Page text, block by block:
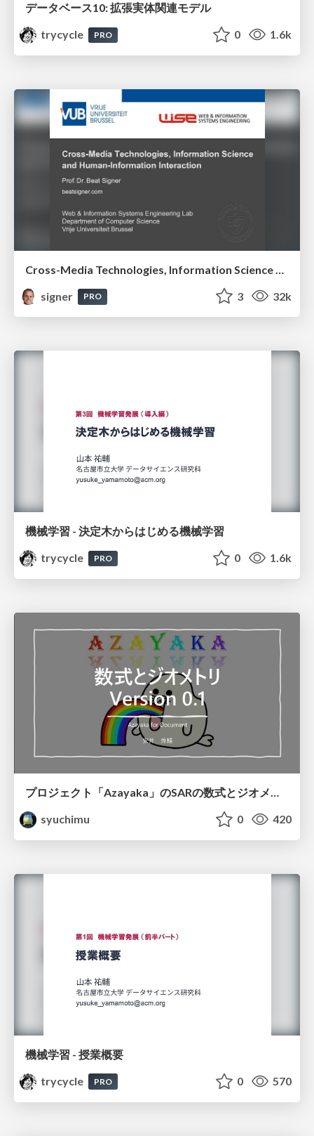
データベース10: 拡張実体関連モデル
trycycle
PRO 0 1.6k
signer
PRO 3 32k
機械学習 - 決定木からはじめる機械学習
trycycle
PRO 0 1.6k
プロジェクト「Azayaka」のSARの数式とジオメトリ
syuchimu
0 420
機械学習 - 授業概要
trycycle
PRO 0 570